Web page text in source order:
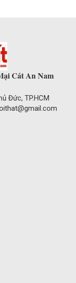
Cát An Nam
Đức, TP.HCM